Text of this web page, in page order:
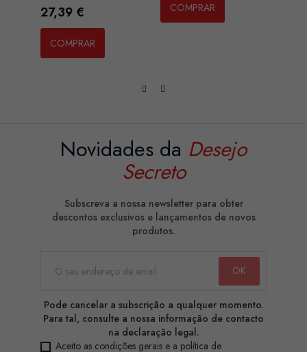
Preço
27,39 €
COMPRAR
COMPRAR
Novidades da Desejo
Secreto
Subscreva a nossa newsletter para obter
descontos exclusivos e lançamentos de novos
produtos.
Pode cancelar a subscrição a qualquer momento.
Para tal, consulte a nossa informação de contacto
na declaração legal.
Aceito as condições gerais e a política de